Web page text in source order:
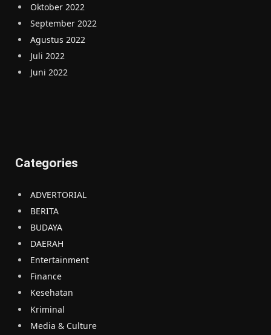
Oktober 2022
September 2022
Agustus 2022
Juli 2022
Juni 2022
Categories
ADVERTORIAL
BERITA
BUDAYA
DAERAH
Entertainment
Finance
Kesehatan
Kriminal
Media & Culture